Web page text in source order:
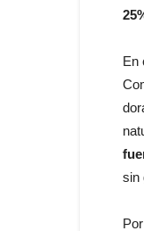
En
sin